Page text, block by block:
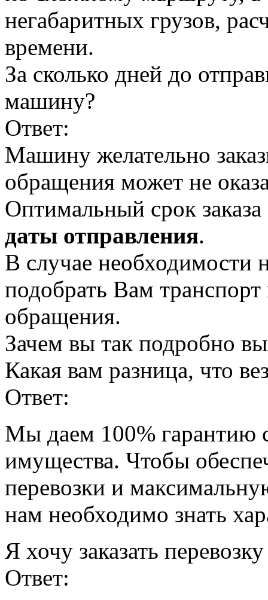
негабаритных грузов,
времени.
За сколько дней до
машину?
Ответ:
Машину желательно
обращения может не
Оптимальный срок
даты отправления.
В случае необходимости
подобрать Вам
обращения.
Зачем вы так подробно
Какая вам разница, что
Ответ:
Мы даем 100% гарантию
имущества. Чтобы
перевозки и
нам необходимо знать
Я хочу заказать
Ответ: